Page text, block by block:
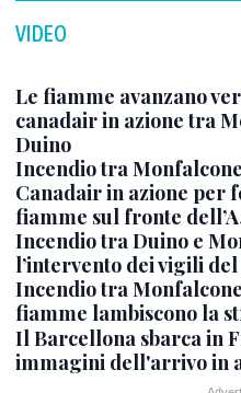
VIDEO
Le fiamme avanzano
canadair in azione tra
Duino
Incendio tra
Canadair in azione per
fiamme sul fronte
Incendio tra Duino e
l’intervento dei vigili
Incendio tra
fiamme lambiscono la
Il Barcellona sbarca in
immagini dell'arrivo in